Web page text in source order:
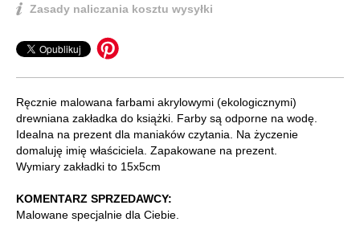
Zasady naliczania kosztu wysyłki
Ręcznie malowana farbami akrylowymi (ekologicznymi)
drewniana zakładka do książki. Farby są odporne na wodę.
Idealna na prezent dla maniaków czytania. Na życzenie
domaluję imię właściciela. Zapakowane na prezent.
Wymiary zakładki to 15x5cm
KOMENTARZ SPRZEDAWCY:
Malowane specjalnie dla Ciebie.